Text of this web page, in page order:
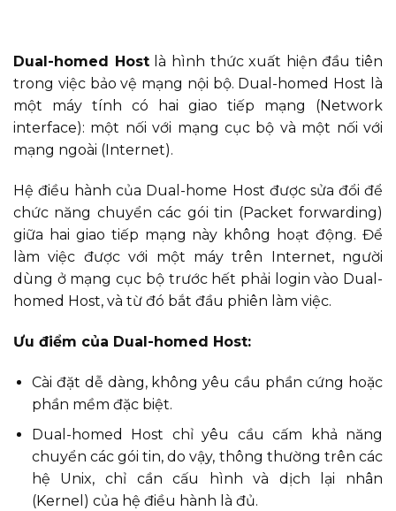
Dual-homed Hostlà hình thức xuất hiện đầu tiên
trong việc bảo vệ mạng nội bộ. Dual-homed Host là
một máy tính có hai giao tiếp mạng (Network
interface): một nối với mạng cục bộ và một nối với
mạng ngoài (Internet).
Hệ điều hành của Dual-home Host được sửa đổi để
chức năng chuyển các gói tin (Packet forwarding)
giữa hai giao tiếp mạng này không hoạt động. Để
làm việc được với một máy trên Internet, người
dùng ở mạng cục bộ trước hết phải login vào Dual-
homed Host, và từ đó bắt đầu phiên làm việc.
Ưu điểm của Dual-homed Host:
Cài đặt dễ dàng, không yêu cầu phần cứng hoặc
phần mềm đặc biệt.
Dual-homed Host chỉ yêu cầu cấm khả năng
chuyển các gói tin, do vậy, thông thường trên các
hệ Unix, chỉ cần cấu hình và dịch lại nhân
(Kernel) của hệ điều hành là đủ.